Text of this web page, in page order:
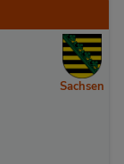
Sachsen